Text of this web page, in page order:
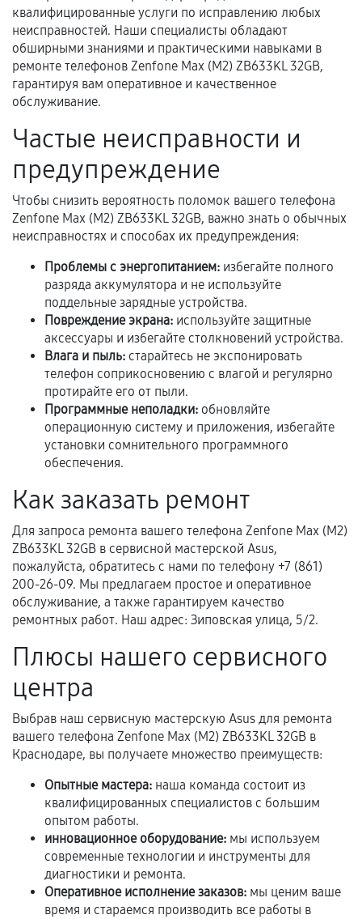
гарантии
Гарантийный талон.
Акт выполненных работ с датой, перечнем
услуг и сроком гарантии.
и кассовый чек.
Расширенная гарантия
В некоторых случаях возможно оформление
расширенной гарантии. Стоимость, сроки и
условия продления согласовываются отдельно и
фиксируются в документах.
Когда гарантия не действует
Нарушение правил эксплуатации,
механические повреждения, попадание влаги,
перегрев, коррозия.
Самостоятельный ремонт или вмешательство
Естественный износ деталей, если иное не
предусмотрено отдельно.
Обращение после окончания гарантийного
срока.
Программные сбои, если это не указано в
отдельных условиях.
Если комплектующие куплены
самостоятельно
Гарантия на выполненные работы может
сохраняться полностью или частично, если
соблюдены следующие условия:
Предоставленные детали подходят по
техническим параметрам и не имеют внешних
дефектов.
Установка была выполнена нашим сервисным
центром.
При этом гарантия на сами комплектующие
квалифицированные услуги по исправлению любых
неисправностей. Наши специалисты обладают
обширными знаниями и практическими навыками в
ремонте телефонов Zenfone Max (M2) ZB633KL 32GB,
гарантируя вам оперативное и качественное
обслуживание.
Частые неисправности и
предупреждение
Чтобы снизить вероятность поломок вашего телефона
Zenfone Max (M2) ZB633KL 32GB, важно знать о обычных
неисправностях и способах их предупреждения:
Проблемы с энергопитанием: избегайте полного
разряда аккумулятора и не используйте
поддельные зарядные устройства.
Повреждение экрана: используйте защитные
аксессуары и избегайте столкновений устройства.
Влага и пыль: старайтесь не экспонировать
телефон соприкосновению с влагой и регулярно
протирайте его от пыли.
Программные неполадки: обновляйте
операционную систему и приложения, избегайте
установки сомнительного программного
обеспечения.
Как заказать ремонт
Для запроса ремонта вашего телефона Zenfone Max (M2)
ZB633KL 32GB в сервисной мастерской Asus,
пожалуйста, обратитесь с нами по телефону +7 (861)
200-26-09. Мы предлагаем простое и оперативное
обслуживание, а также гарантируем качество
ремонтных работ. Наш адрес: Зиповская улица, 5/2.
Плюсы нашего сервисного
центра
Выбрав наш сервисную мастерскую Asus для ремонта
вашего телефона Zenfone Max (M2) ZB633KL 32GB в
Краснодаре, вы получаете множество преимуществ:
Опытные мастера: наша команда состоит из
квалифицированных специалистов с большим
опытом работы.
инновационное оборудование: мы используем
современные технологии и инструменты для
диагностики и ремонта.
Оперативное исполнение заказов: мы ценим ваше
время и стараемся производить все работы в